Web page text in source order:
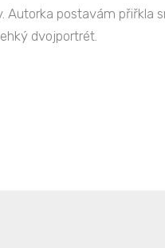
Autorka postavám přiřkla
dvojportrét.